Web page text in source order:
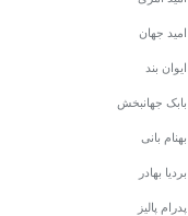
امید جهان
ایوان بند
بابک جهانبخش
بهنام بانی
بردیا بهادر
پدرام پالیز